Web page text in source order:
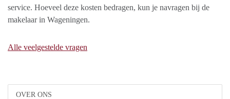
OVER ONS
service. Hoeveel deze kosten bedragen, kun je navragen bij de
makelaar in Wageningen.
Alle veelgestelde vragen